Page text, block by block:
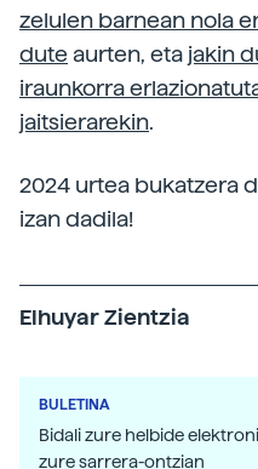
zelulen barnean nola
dute aurten, eta jakin
iraunkorra
jaitsierarekin.
2024 urtea bukatzera
izan dadila!
Elhuyar Zientzia
BULETINA
Bidali zure helbide
zure sarrera-ontzian